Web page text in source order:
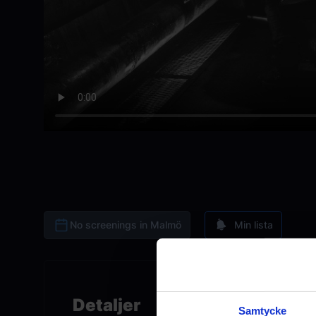
Samtycke
No screenings in Malmö Min lista
Detaljer